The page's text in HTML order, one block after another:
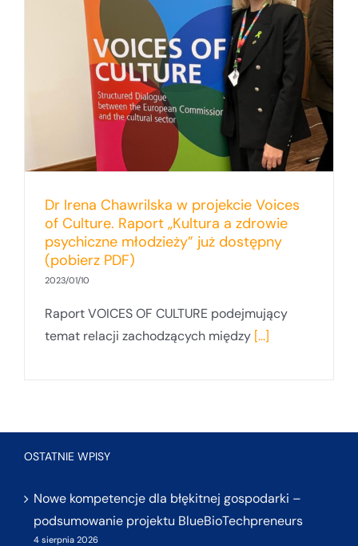
Dr Irena Chawrilska w projekcie Voices
of Culture. Raport „Kultura a zdrowie
psychiczne młodzieży” już dostępny
(pobierz PDF)
2023/01/10
Raport VOICES OF CULTURE podejmujący
temat relacji zachodzących między [...]
OSTATNIE WPISY
Nowe kompetencje dla błękitnej gospodarki –
podsumowanie projektu BlueBioTechpreneurs
4 sierpnia 2026